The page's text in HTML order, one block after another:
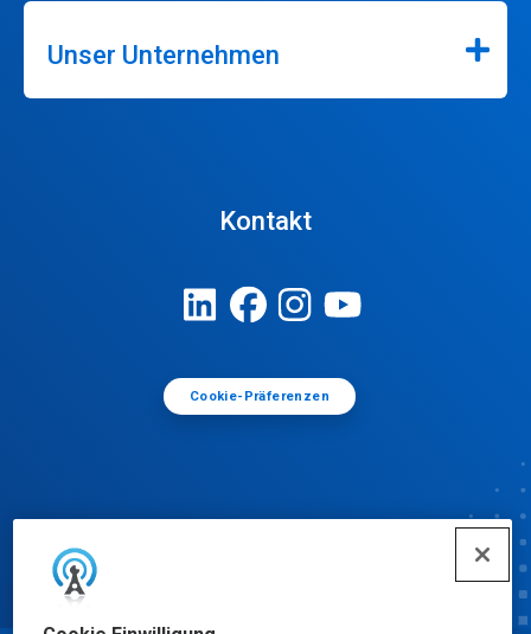
Unser Unternehmen
Kontakt
Cookie-Präferenzen